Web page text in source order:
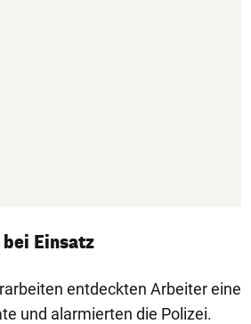
Einsatz
entdeckten Arbeiter eine
und alarmierten die Polizei.